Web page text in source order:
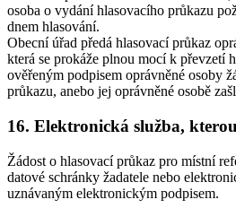
osoba o vydání hlasovacího průkazu
dnem hlasování.
Obecní úřad předá hlasovací průkaz
která se prokáže plnou mocí k převzetí
ověřeným podpisem oprávněné osoby
průkazu, anebo jej oprávněné osobě
16. Elektronická služba,
Žádost o hlasovací průkaz pro místní
datové schránky žadatele nebo
uznávaným elektronickým podpisem.